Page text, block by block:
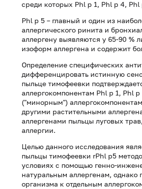
среди которых Phl p 1, Phl p 4,
Phl p 5 – главный и один из
аллергического ринита и
аллергену выявляются у 65-90 %
изоформ аллергена и содержит
Определение специфических
дифференцировать истинную
пыльце тимофеевки
аллергокомпонентам Phl p 1, Phl
("минорным")
другими растительными
аллергенами пыльцы луговых
аллергии.
Целью данного исследования
пыльцы тимофеевки rPhl p5
условиях с помощью генно-
натуральным аллергенам,
организма к отдельным